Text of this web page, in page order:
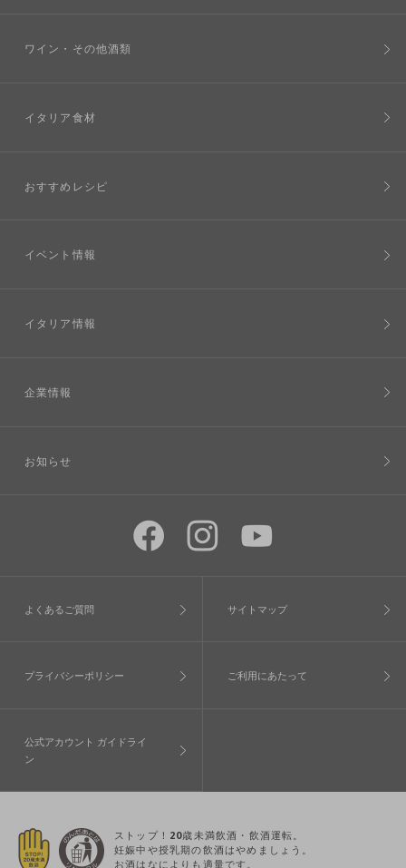
ワイン・その他酒類
イタリア食材
おすすめレシピ
イベント情報
イタリア情報
企業情報
お知らせ
よくあるご質問 サイトマップ
プライバシーポリシー ご利用にあたって
公式アカウント ガイドライ
ン
ストップ！20歳未満飲酒・飲酒運転。
妊娠中や授乳期の飲酒はやめましょう。
お酒はなによりも適量です。